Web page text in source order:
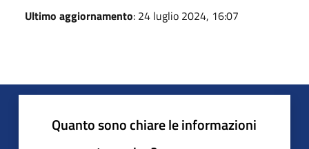
Ultimo aggiornamento: 24 luglio 2024, 16:07
Quanto sono chiare le informazioni